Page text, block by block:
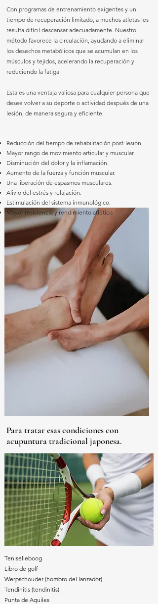
Con programas de entrenamiento exigentes y un
tiempo de recuperación limitado, a muchos atletas les
resulta difícil descansar adecuadamente. Nuestro
método favorece la circulación, ayudando a eliminar
los desechos metabólicos que se acumulan en los
músculos y tejidos, acelerando la recuperación y
reduciendo la fatiga.
Esta es una ventaja valiosa para cualquier persona que
desee volver a su deporte o actividad después de una
lesión, de manera segura y eficiente.
Reducción del tiempo de rehabilitación post-lesión.
Mayor rango de movimiento articular y muscular.
Disminución del dolor y la inflamación.
Aumento de la fuerza y función muscular.
Una liberación de espasmos musculares.
Alivio del estrés y relajación.
Estimulación del sistema inmunológico.
Mayor resistencia y rendimiento atlético
Para tratar esas condiciones con
acupuntura tradicional japonesa.
Teniselleboog
Libro de golf
Werpschouder (hombro del lanzador)
Tendinitis (tendinitis)
Punta de Aquiles